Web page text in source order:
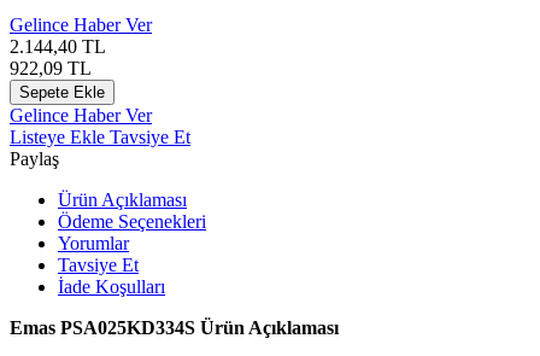
Gelince Haber Ver
2.144,40 TL
922,09 TL
Sepete Ekle
Gelince Haber Ver
Listeye Ekle Tavsiye Et
Paylaş
Ürün Açıklaması
Ödeme Seçenekleri
Yorumlar
Tavsiye Et
İade Koşulları
Emas PSA025KD334S Ürün Açıklaması